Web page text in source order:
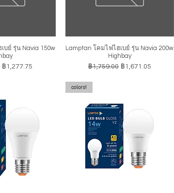
ด่วน
บย์ รุ่น Navia 150w
ราคาขายลด
฿1,277.75
ดูข้อมูลด่วน
Lamptan โคมไฟไฮเบย์ รุ่น Navia 200w
Highbay
ราคาปกติ
฿1,759.00 ราคาขายลด
฿1,671.05
colors!